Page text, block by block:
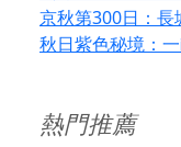
京秋第300日：
秋日紫色秘境：
熱門推薦